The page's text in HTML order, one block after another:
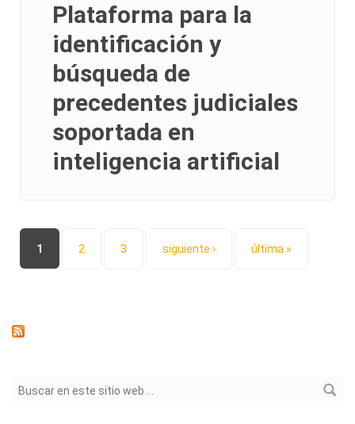
Plataforma para la
identificación y
búsqueda de
precedentes judiciales
soportada en
inteligencia artificial
Páginas
1 2 3 siguiente › última »
Formulario de búsqueda